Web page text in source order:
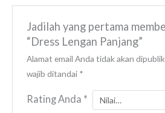
Jadilah yang pertama
“Dress Lengan Panjang”
Alamat email Anda tidak akan
wajib ditandai *
Rating Anda *